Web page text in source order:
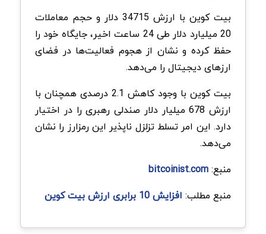
بیت کوین با ارزش 34715 دلار و حجم معاملات
20 میلیارد دلار طی 24 ساعت اخیر، جایگاه خود را
حفظ کرده و نشان از هجوم فعالیت‌ها در فضای
ارزهای دیجیتال را می‌دهد.
بیت کوین با وجود کاهش 2.1 درصدی همچنان با
ارزش 678 میلیار دلار صندلی رهبری را در اختیار
دارد. این امر تسلط تزلزل ناپذیر این رمزارز را نشان
‌می‌دهد.
منبع:bitcoinist.com
منبع مطلب: افزایش 10 برابری ارزش بیت کوین